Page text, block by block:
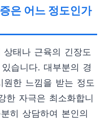
은 어느 정도인가
태나 근육의 긴장도
습니다. 대부분의 경
한 느낌을 받는 정도
한 자극은 최소화합니
히 상담하여 본인의